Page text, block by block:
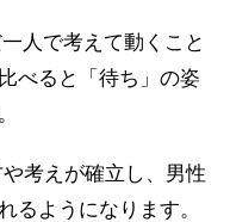
人で考えて動くこと
べると「待ち」の姿
考えが確立し、男性
るようになります。